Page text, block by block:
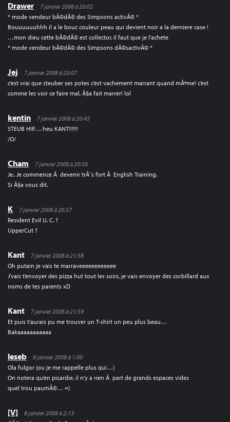
Drawer
7 janvier 2008 à 20:02
* mode vendeur bÃ©dÃ© des Simpsons activÃ© *
Bouuuuuuhhh il a le bouc couleur peau qui devient noir a la derniere case !
…mon dieu cette bÃ©dÃ© est collector, il faut que je l’achete
* mode vendeur bÃ©dÃ© des Simpsons dÃ©sactivÃ© *
Jej
7 janvier 2008 à 20:07
c’est vrai que steuber ses potes c’est vachement marrant quand mÃªme! c’est
comme les voir ce faire mal, Ã§a fait marrer! lol
kentin
7 janvier 2008 à 20:45
STEUB HIP…. heu KANT!!!!!!
/O/
Cham
7 janvier 2008 à 20:50
Je.. Je commence Ã devenir trÃ¨s fort Ã English Training.
Si Ã§a vous dit.
K
7 janvier 2008 à 20:57
Resident Evil U. C. ?
UpperCut ?
Kant
7 janvier 2008 à 21:58
Oh putain je vais te marraveeeeeeeeeeee
J’vais t’envoyer des pizza hut tout les soirs, je vais envoyer des corbillard aux
noms de tes parents xD
Kant
7 janvier 2008 à 21:59
Et puis t’aurais pu me trouver un T-shirt un peu plus beau…
Bakaaaaaaaaaaa
leseb
8 janvier 2008 à 1:00
Ola fulgor (ou je me rappelle plus qui…)
On notera qu’en picardie, il n’y a rien Ã part de grands espaces vides
quel trou paumÃ©… =)
[V]
8 janvier 2008 à 2:13